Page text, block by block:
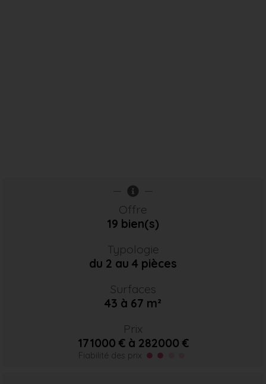
Offre
19 bien(s)
Typologie
du 2 au 4 pièces
Surfaces
43 à 67 m²
Prix
171000 € à 282000 €
Fiabilité des prix